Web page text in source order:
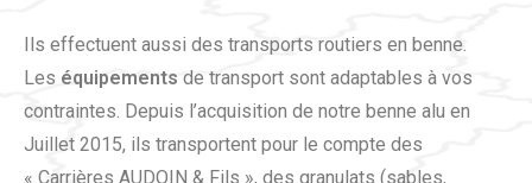
Ils effectuent aussi des transports routiers en benne.
Les équipements de transport sont adaptables à vos
contraintes. Depuis l’acquisition de notre benne alu en
Juillet 2015, ils transportent pour le compte des
« Carrières AUDOIN & Fils », des granulats (sables,